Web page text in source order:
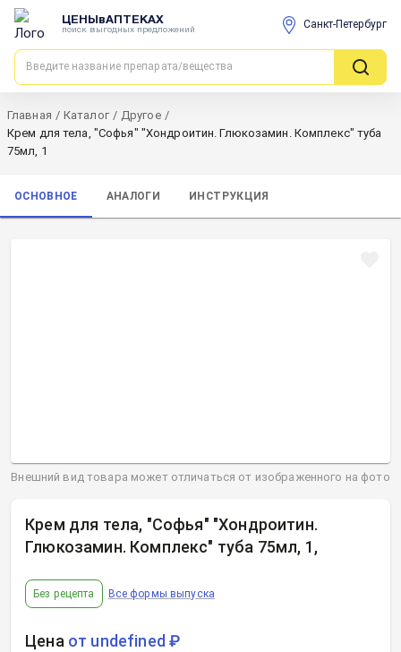
ЦЕНЫвАПТЕКАХ
поиск выгодных предложений Санкт-Петербург
Главная / Каталог / Другое /
Крем для тела, "Софья" "Хондроитин. Глюкозамин. Комплекс" туба
75мл, 1
ОСНОВНОЕ АНАЛОГИ ИНСТРУКЦИЯ
Крем для тела, "Софья" "Хондроитин.
Глюкозамин. Комплекс" туба 75мл, 1 ,
Без рецепта Все формы выпуска
Цена от undefined ₽
Внешний вид товара может отличаться от изображенного на фото